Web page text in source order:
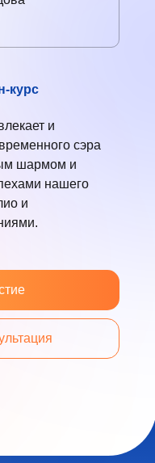
курс
и
сэра
шармом и
нашего
и